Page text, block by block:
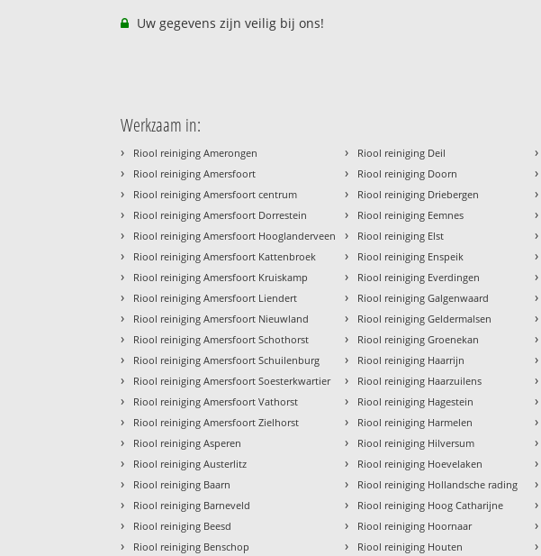
Uw gegevens zijn veilig bij ons!
Werkzaam in:
› Riool reiniging Amerongen
› Riool reiniging Amersfoort
› Riool reiniging Amersfoort centrum
› Riool reiniging Amersfoort Dorrestein
› Riool reiniging Amersfoort Hooglanderveen
› Riool reiniging Amersfoort Kattenbroek
› Riool reiniging Amersfoort Kruiskamp
› Riool reiniging Amersfoort Liendert
› Riool reiniging Amersfoort Nieuwland
› Riool reiniging Amersfoort Schothorst
› Riool reiniging Amersfoort Schuilenburg
› Riool reiniging Amersfoort Soesterkwartier
› Riool reiniging Amersfoort Vathorst
› Riool reiniging Amersfoort Zielhorst
› Riool reiniging Asperen
› Riool reiniging Austerlitz
› Riool reiniging Baarn
› Riool reiniging Barneveld
› Riool reiniging Beesd
› Riool reiniging Benschop
› Riool reiniging Deil
› Riool reiniging Doorn
› Riool reiniging Driebergen
› Riool reiniging Eemnes
› Riool reiniging Elst
› Riool reiniging Enspeik
› Riool reiniging Everdingen
› Riool reiniging Galgenwaard
› Riool reiniging Geldermalsen
› Riool reiniging Groenekan
› Riool reiniging Haarrijn
› Riool reiniging Haarzuilens
› Riool reiniging Hagestein
› Riool reiniging Harmelen
› Riool reiniging Hilversum
› Riool reiniging Hoevelaken
› Riool reiniging Hollandsche rading
› Riool reiniging Hoog Catharijne
› Riool reiniging Hoornaar
› Riool reiniging Houten
›
›
›
›
›
›
›
›
›
›
›
›
›
›
›
›
›
›
›
›